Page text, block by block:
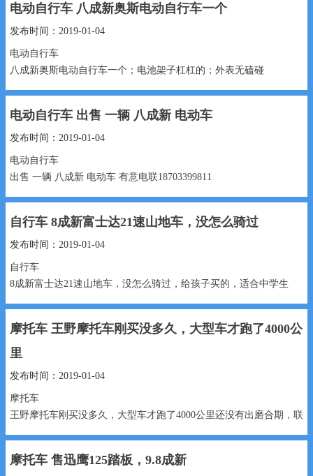
电动自行车 八成新奥斯电动自行车一个
发布时间：2019-01-04
电动自行车
八成新奥斯电动自行车一个；电池架子杠杠的；外表无磕碰
电动自行车 出售 一辆 八成新 电动车
发布时间：2019-01-04
电动自行车
出售 一辆 八成新 电动车 有意电联18703399811
自行车 8成新富士达21速山地车，没怎么骑过
发布时间：2019-01-04
自行车
8成新富士达21速山地车，没怎么骑过，给孩子买的，适合中学生
300元 15832936176...
摩托车 王野摩托车刚买没多久，大型车才跑了4000公
里
发布时间：2019-01-04
摩托车
王野摩托车刚买没多久，大型车才跑了4000公里还没有出磨合期，联
...
摩托车 售迅鹰125踏板，9.8成新